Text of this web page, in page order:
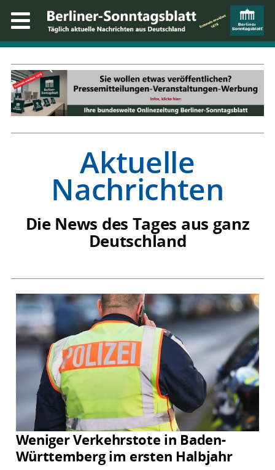
Aktuelle
Nachrichten
Die News des Tages aus ganz
Deutschland
Weniger Verkehrstote in Baden-
Württemberg im ersten Halbjahr